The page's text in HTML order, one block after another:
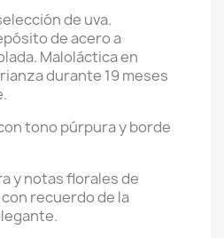
de uva.
de acero a
Maloláctica en
durante 19 meses
tono púrpura y borde
y notas florales de
recuerdo de la